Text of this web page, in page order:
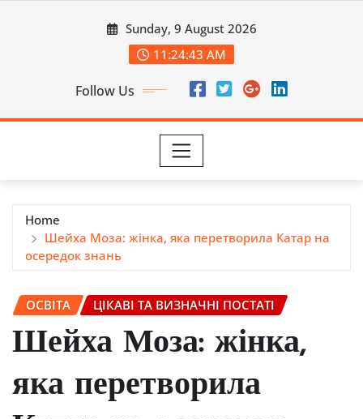
Sunday, 9 August 2026
11:24:45 AM
Follow Us
Home
Шейха Моза: жінка, яка перетворила Катар на
осередок знань
ОСВІТА ЦІКАВІ ТА ВИЗНАЧНІ ПОСТАТІ
Шейха Моза: жінка,
яка перетворила